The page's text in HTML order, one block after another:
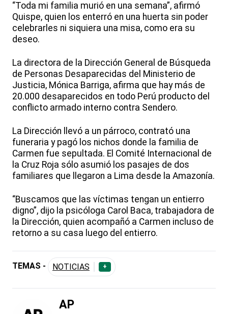
“Toda mi familia murió en una semana”, afirmó
Quispe, quien los enterró en una huerta sin poder
celebrarles ni siquiera una misa, como era su
deseo.
La directora de la Dirección General de Búsqueda
de Personas Desaparecidas del Ministerio de
Justicia, Mónica Barriga, afirma que hay más de
20.000 desaparecidos en todo Perú producto del
conflicto armado interno contra Sendero.
La Dirección llevó a un párroco, contrató una
funeraria y pagó los nichos donde la familia de
Carmen fue sepultada. El Comité Internacional de
la Cruz Roja sólo asumió los pasajes de dos
familiares que llegaron a Lima desde la Amazonía.
“Buscamos que las víctimas tengan un entierro
digno”, dijo la psicóloga Carol Baca, trabajadora de
la Dirección, quien acompañó a Carmen incluso de
retorno a su casa luego del entierro.
TEMAS - NOTICIAS +
AP